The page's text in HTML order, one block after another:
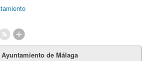
Ayuntamiento de Málaga